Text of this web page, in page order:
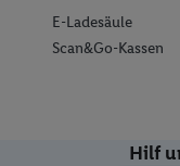
E-Ladesäule
Scan&Go-Kassen
Hilf